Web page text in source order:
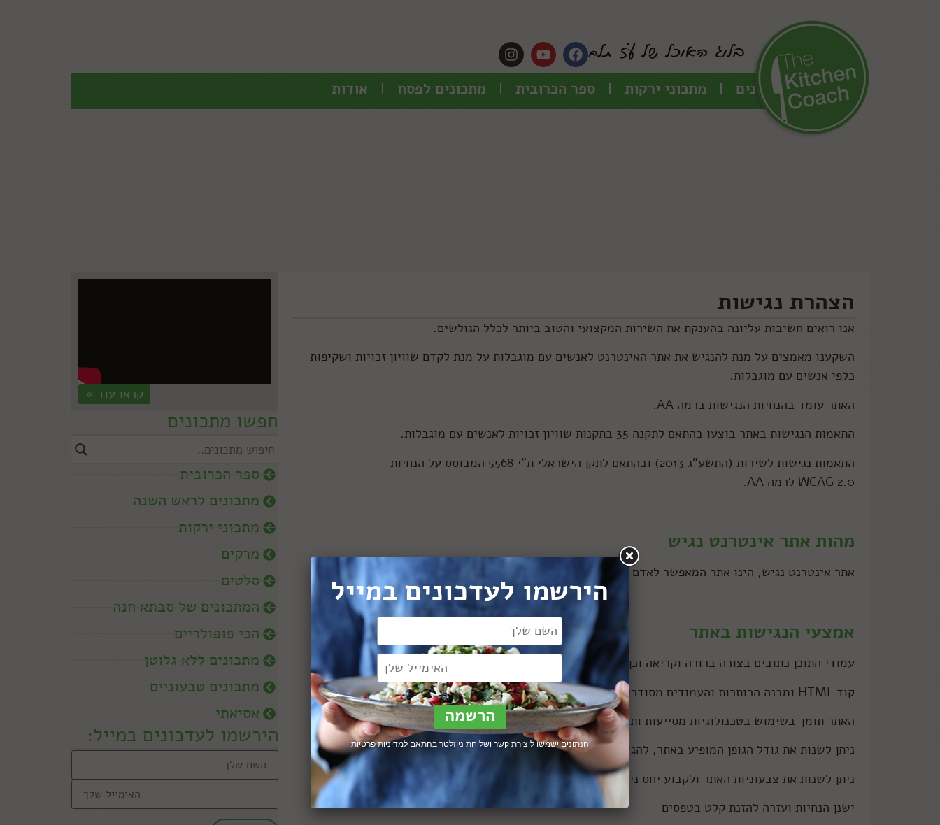
כל המתכונים מתכוני ירקות ספר הכרובית מתכונים לפסח אודות
קראו עוד »
חפשו מתכונים
ספר הכרובית
מתכונים לראש השנה
מתכוני ירקות
מרקים
סלטים
המתכונים של סבתא חנה
הכי פופולריים
מתכונים ללא גלוטן
מתכונים טבעוניים
אסיאתי
הירשמו לעדכונים במייל:
הצהרת נגישות
אנו רואים חשיבות עליונה בהענקת את השירות המקצועי והטוב ביותר לכלל הגולשים.
השקענו מאמצים על מנת להנגיש את אתר האינטרנט לאנשים עם מוגבלות על מנת לקדם שוויון זכויות ושקיפות
כלפי אנשים עם מוגבלות.
האתר עומד בהנחיות הנגישות ברמה AA.
התאמות הנגישות באתר בוצעו בהתאם לתקנה 35 בתקנות שוויון זכויות לאנשים עם מוגבלות.
התאמות נגישות לשירות (התשע”ג 2013) ובהתאם לתקן הישראלי ת”י 5568 המבוסס על הנחיות
2.0 WCAG לרמה AA.
מהות אתר אינטרנט נגיש
אתר אינטרנט נגיש, הינו אתר המאפשר לאדם עם מוגבלות לגלוש בו בצורה חלקה, כמו כל גולש אחר.
אמצעי הנגישות באתר
עמודי התוכן כתובים בצורה ברורה וקריאה וכן ישנה חלופה טקסטואלית לתמונות ומדיה.
קוד HTML ומבנה הכותרות והעמודים מסודרים בהיררכיה תקינה לפי סדר חשיבות.
האתר תומך בשימוש בטכנולוגיות מסייעות ותוכנות הקראת מסך.
ניתן לשנות את גודל הגופן המופיע באתר, להגדילו או להקטינו.
ניתן לשנות את צבעוניות האתר ולקבוע יחס ניגודיות גבוה.
ישנן הנחיות ועזרה להזנת קלט בטפסים
הירשמו לעדכונים במייל
הנתונים ישמשו ליצירת קשר ושליחת ניוזלטר בהתאם למדיניות פרטיות